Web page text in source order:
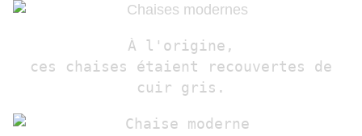
À l'origine,
ces chaises étaient recouvertes de
cuir gris.